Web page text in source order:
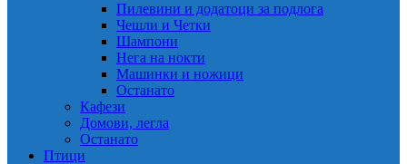
Пилевини и додатоци за подлога
Чешли и Четки
Шампони
Нега на нокти
Машинки и ножици
Останато
Кафези
Домови, легла
Останато
Птици